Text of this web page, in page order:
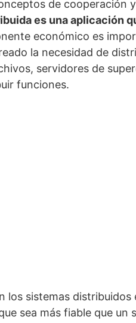
de cooperación
es una aplicación
económico es
la necesidad de
servidores de
funciones.
sistemas distribuidos
sea más fiable que un